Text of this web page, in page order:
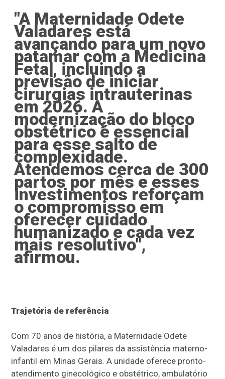
"A Maternidade Odete
Valadares está
avançando para um novo
patamar com a Medicina
Fetal, incluindo a
previsão de iniciar
cirurgias intrauterinas
em 2026. A
modernização do bloco
obstétrico é essencial
para esse salto de
complexidade.
Atendemos cerca de 300
partos por mês e esses
investimentos reforçam
o compromisso em
oferecer cuidado
humanizado e cada vez
mais resolutivo",
afirmou.
Trajetória de referência
Com 70 anos de história, a Maternidade Odete
Valadares é um dos pilares da assistência materno-
infantil em Minas Gerais. A unidade oferece pronto-
atendimento ginecológico e obstétrico, ambulatório